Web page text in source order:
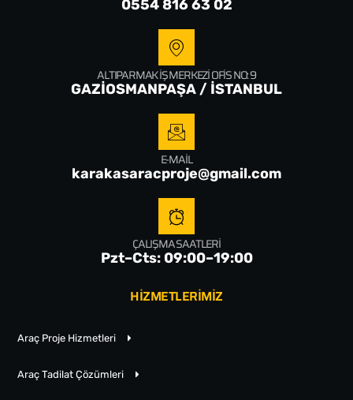
0554 816 63 02
ALTIPARMAK İŞ MERKEZI OFIS NO: 9
GAZİOSMANPAŞA / İSTANBUL
E-MAIL
karakasaracproje@gmail.com
ÇALIŞMA SAATLERI
Pzt–Cts: 09:00–19:00
HİZMETLERİMİZ
Araç Proje Hizmetleri
Araç Tadilat Çözümleri